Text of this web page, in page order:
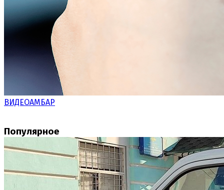
ВИДЕОАМБАР
Популярное